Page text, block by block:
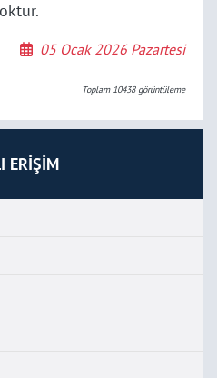
ERİŞİM
05 Ocak 2026 Pazartesi
Toplam 10438görüntüleme